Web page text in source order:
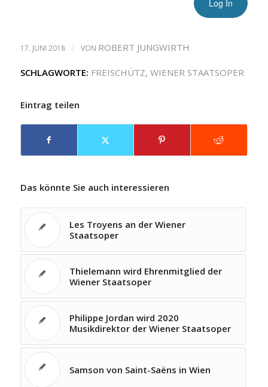
17. JUNI 2018 / VON ROBERT JUNGWIRTH
SCHLAGWORTE: FREISCHÜTZ, WIENER STAATSOPER
Eintrag teilen
Das könnte Sie auch interessieren
Les Troyens an der Wiener
Staatsoper
Thielemann wird Ehrenmitglied der
Wiener Staatsoper
Philippe Jordan wird 2020
Musikdirektor der Wiener Staatsoper
Samson von Saint-Saëns in Wien